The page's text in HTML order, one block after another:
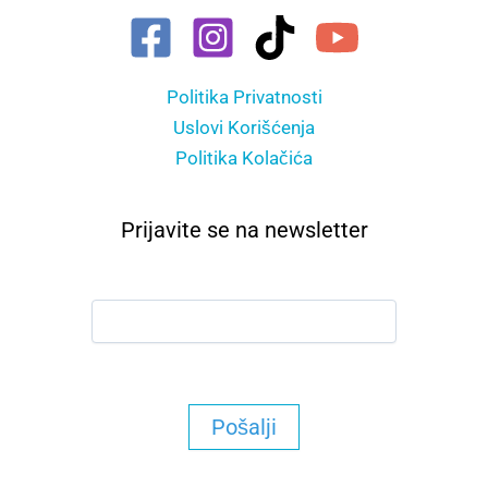
Politika Privatnosti
Uslovi Korišćenja
Politika Kolačića
Prijavite se na newsletter